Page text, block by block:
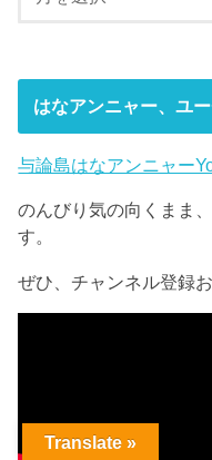
はなアンニャー、ユ
与論島はなアンニャー
のんびり気の向くまま
す。
ぜひ、チャンネル登録
Translate »